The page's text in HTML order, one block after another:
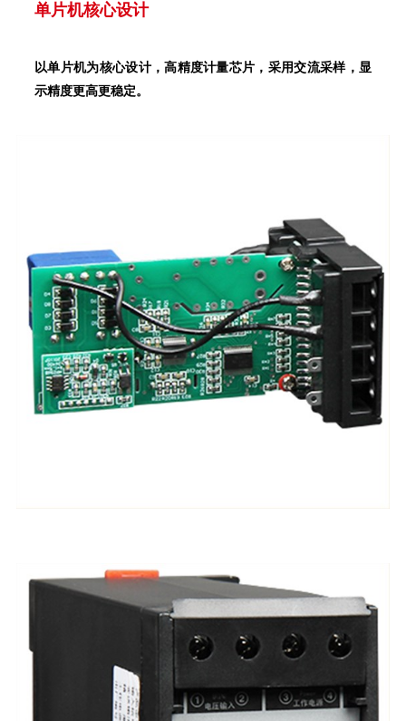
单片机核心设计
以单片机为核心设计，高精度计量芯片，采用交流采样，显
示精度更高更稳定。